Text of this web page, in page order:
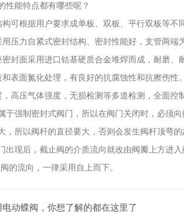
性能特点都有哪些呢？
根据用户要求成单板、双板、平行双板等不
力自紧式密封结构、密封性能好，支管两端
面采用进口钴基硬质合金堆焊而成，耐磨、
面氮化处理，有良好的抗腐蚀性和抗擦伤性
压气体强度，无损检测等多道检测，全面控
于强制密封式阀门，所以在阀门关闭时，必须
，所以阀杆的直径要大，否则会发生阀杆顶弯
现后，截止阀的介质流向就改由阀瓣上方进入
的流向，一律采用自上而下。
电动蝶阀，你想了解的都在这里了